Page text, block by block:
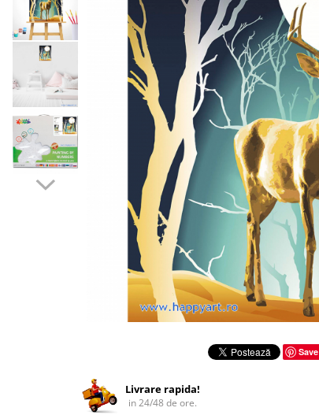
pe
Facebook
Save
Livrare rapida!
in 24/48 de ore.